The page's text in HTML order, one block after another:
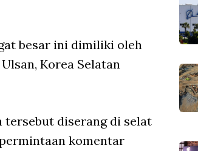
besar ini dimiliki oleh
Korea Selatan
tersebut diserang di selat
komentar